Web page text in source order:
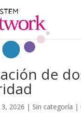
de
3, 2026 | Sin categoría |